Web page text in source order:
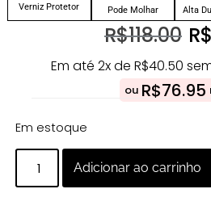
Verniz Protetor Pode Molhar Alta
R$118.00 R$
Em até 2x de R$40.50
ou R$76.95
Em estoque
Adicionar ao carrinho